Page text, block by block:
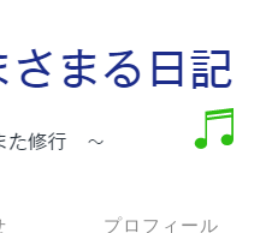
プロフィール